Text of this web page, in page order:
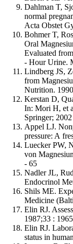
Dahlman T,
normal
Acta Obstet
Bohmer T,
Oral
Evaluated
-⁠ Hour Urine.
Lindberg JS,
from
Nutrition.
Kerstan D,
In: Mori H, et
Springer;
Appel LJ.
pressure: A
Luecker PW,
von
-⁠ 65
Nadler JL,
Endocrinol
Shils ME.
Medicine
Elin RJ.
1987;33 :
Elin RJ.
status in